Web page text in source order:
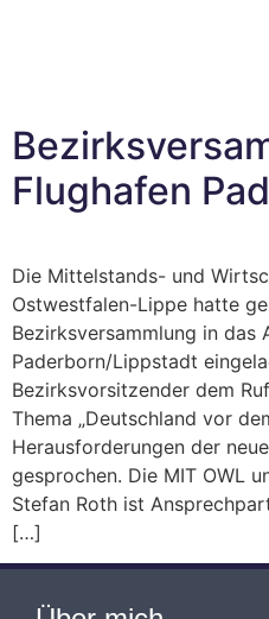
Flughafen
Die Mittelstands- und
Ostwestfalen-Lippe hatte
Bezirksversammlung in das
Paderborn/Lippstadt
Bezirksvorsitzender dem
Thema „Deutschland vor
Herausforderungen der
gesprochen. Die MIT OWL
Stefan Roth ist
[…]